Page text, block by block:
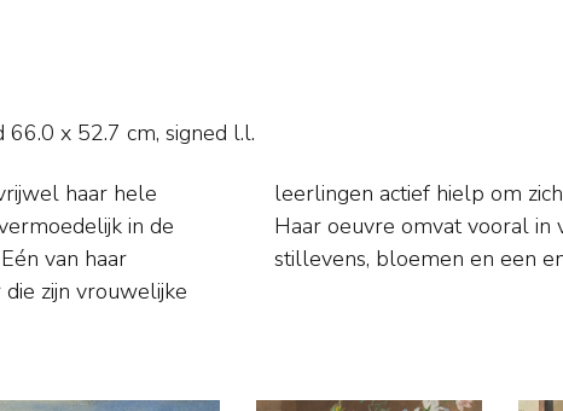
66.0 x 52.7 cm, signed l.l.
haar hele
in de
van haar
zijn vrouwelijke
kunstenaar.
geschilderde
stillevens, bloemen en een